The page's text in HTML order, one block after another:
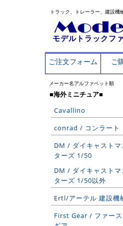
トラック、トレーラー、建設
モデルトラックフ
ご注文フォーム ご
メーカー名アルファベット順
■海外ミニチュア■
Cavallino
conrad / コンラート
DM / ダイキャストマ
ターズ 1/50
DM / ダイキャストマ
ターズ 1/50以外
Ertl/アーテル 建設機
First Gear / ファース